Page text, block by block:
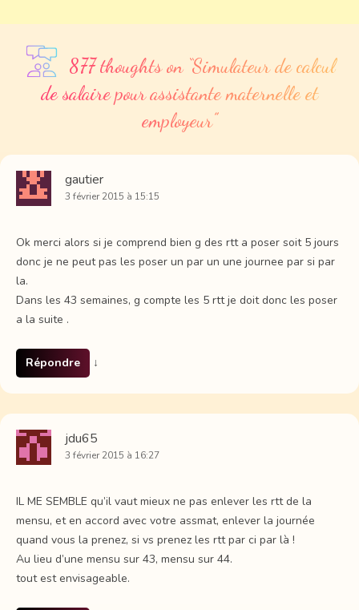
877 thoughts on “Simulateur de calcul
de salaire pour assistante maternelle et
employeur”
gautier
3 février 2015 à 15:15
Ok merci alors si je comprend bien g des rtt a poser soit 5 jours
donc je ne peut pas les poser un par un une journee par si par
la.
Dans les 43 semaines, g compte les 5 rtt je doit donc les poser
a la suite .
Répondre ↓
jdu65
3 février 2015 à 16:27
IL ME SEMBLE qu’il vaut mieux ne pas enlever les rtt de la
mensu, et en accord avec votre assmat, enlever la journée
quand vous la prenez, si vs prenez les rtt par ci par là !
Au lieu d’une mensu sur 43, mensu sur 44.
tout est envisageable.